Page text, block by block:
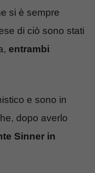
si è sempre
di ciò sono stati
entrambi
e sono in
dopo averlo
Sinner in